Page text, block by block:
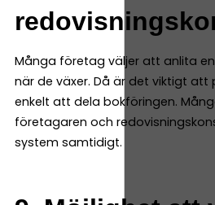
Många företag väljer att anlita
när de växer. Då är det viktigt
enkelt att dela bokföringen.
företagaren och
system samtidigt.